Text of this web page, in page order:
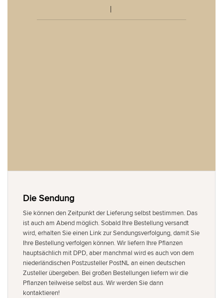
Die Sendung
Sie können den Zeitpunkt der Lieferung selbst bestimmen. Das
ist auch am Abend möglich. Sobald Ihre Bestellung versandt
wird, erhalten Sie einen Link zur Sendungsverfolgung, damit Sie
Ihre Bestellung verfolgen können. Wir liefern Ihre Pflanzen
hauptsächlich mit DPD, aber manchmal wird es auch von dem
niederländischen Postzusteller PostNL an einen deutschen
Zusteller übergeben. Bei großen Bestellungen liefern wir die
Pflanzen teilweise selbst aus. Wir werden Sie dann
kontaktieren!